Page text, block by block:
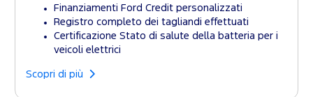
Finanziamenti Ford Credit personalizzati
Registro completo dei tagliandi effettuati
Certificazione Stato di salute della batteria per i
veicoli elettrici
Scopri di più